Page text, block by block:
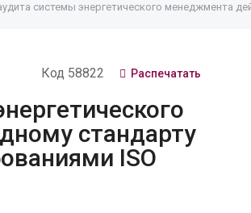
системы энергетического менеджмента
Код 58822 Распечатать
стандарту
ISO